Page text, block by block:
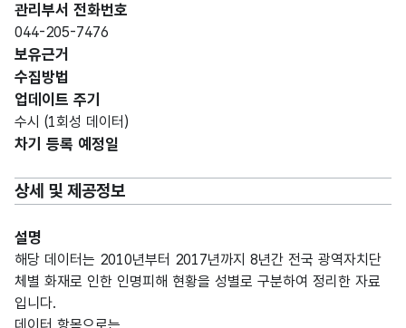
관리부서 전화번호
044-205-7476
보유근거
수집방법
업데이트 주기
수시 (1회성 데이터)
차기 등록 예정일
상세 및 제공정보
설명
해당 데이터는 2010년부터 2017년까지 8년간 전국 광역자치단
체별 화재로 인한 인명피해 현황을 성별로 구분하여 정리한 자료
입니다.